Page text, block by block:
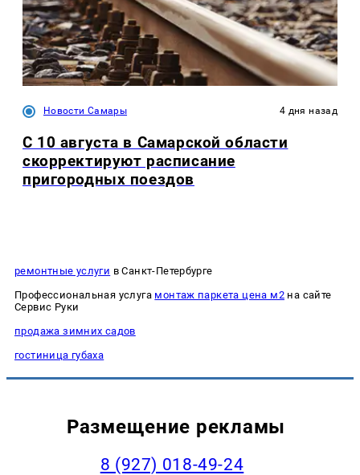
Новости Самары 4 дня назад
С 10 августа в Самарской области
скорректируют расписание
пригородных поездов
ремонтные услуги в Санкт-Петербурге
Профессиональная услуга монтаж паркета цена м2на сайте
Сервис Руки
продажа зимних садов
гостиница губаха
Размещение рекламы
8 (927) 018-49-24